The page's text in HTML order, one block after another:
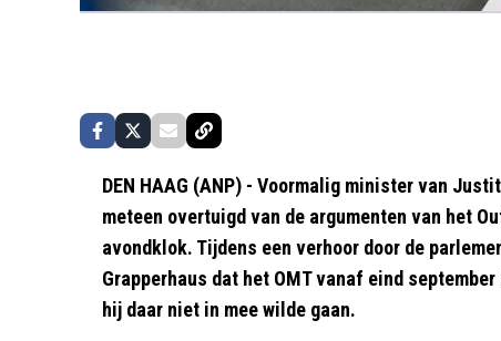
DEN HAAG (ANP) - Voormalig minister van
meteen overtuigd van de argumenten van het
avondklok. Tijdens een verhoor door de
Grapperhaus dat het OMT vanaf eind
hij daar niet in mee wilde gaan.